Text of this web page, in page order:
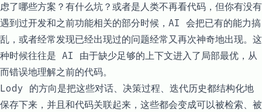
虑了哪些方案？有什么坑？或者是人类不再看代码，但你有没有
遇到过开发和之前功能相关的部分时候，AI 会把已有的能力搞
乱，或者经常发现已经出现过的问题经常又再次神奇地出现。这
种时候往往是 AI 由于缺少足够的上下文进入了局部最优，从
而错误地理解之前的代码。
Lody 的方向是把这些对话、决策过程、迭代历史都结构化地
保存下来，并且和代码关联起来，这些都会变成可以被检索、被